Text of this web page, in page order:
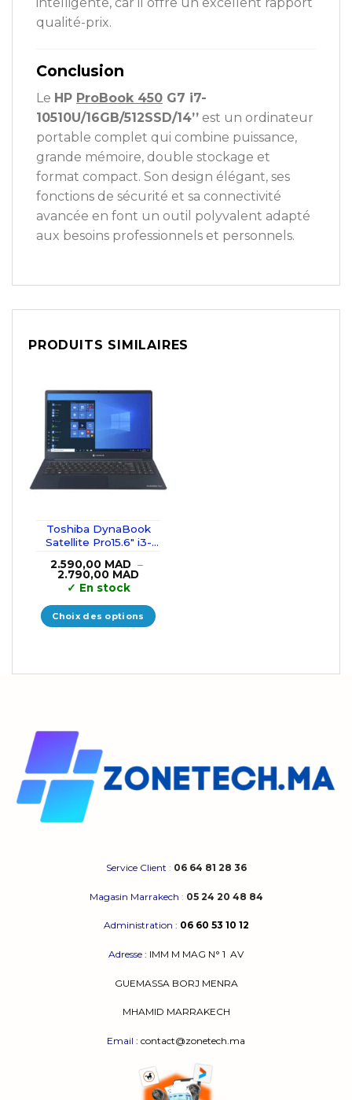
qualité-prix.
Conclusion
Le HP ProBook 450 G7 i7-
10510U/16GB/512SSD/14’’ est un ordinateur
portable complet qui combine puissance,
grande mémoire, double stockage et
format compact. Son design élégant, ses
fonctions de sécurité et sa connectivité
avancée en font un outil polyvalent adapté
aux besoins professionnels et personnels.
PRODUITS SIMILAIRES
Toshiba DynaBook
Satellite Pro15.6″ i3-
SSD
2.590,00 MAD –
2.790,00 MAD
2.590,00 MAD
à
2.790,00 MAD
✓ En stock
Choix des options
peuvent
être
choisies
produit
Service Client : 06 64 81 28 36
Magasin Marrakech : 05 24 20 48 84
Administration : 06 60 53 10 12
Adresse : IMM M MAG N° 1 AV
GUEMASSA BORJ MENRA
MHAMID MARRAKECH
Email : contact@zonetech.ma